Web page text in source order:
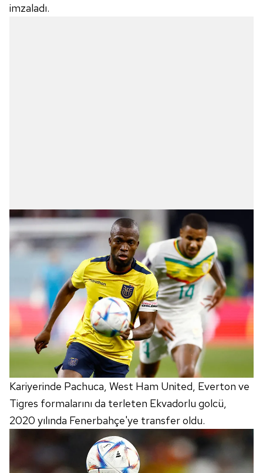
imzaladı.
Kariyerinde Pachuca, West Ham United, Everton ve
Tigres formalarını da terleten Ekvadorlu golcü,
2020 yılında Fenerbahçe'ye transfer oldu.